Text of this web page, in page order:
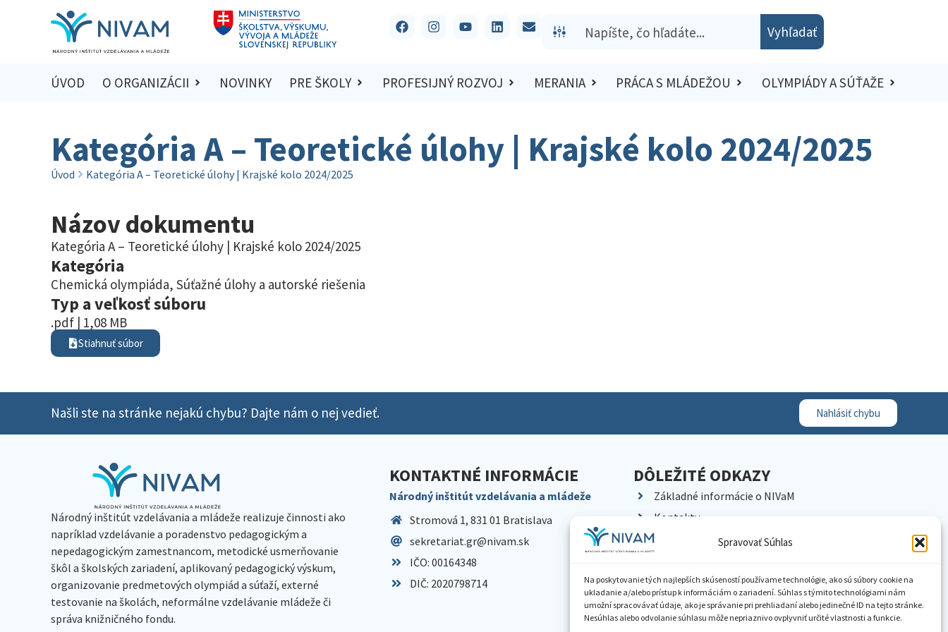
Spravovať Súhlas
Na poskytovanie tých najlepších skúseností používame technológie, ako sú súbory cookie na
ukladanie a/alebo prístup k informáciám o zariadení. Súhlas s týmito technológiami nám
umožní spracovávať údaje, ako je správanie pri prehliadaní alebo jedinečné ID na tejto stránke.
Nesúhlas alebo odvolanie súhlasu môže nepriaznivo ovplyvniť určité vlastnosti a funkcie.
Vyhľadať
ÚVOD O ORGANIZÁCII NOVINKY PRE ŠKOLY PROFESIJNÝ ROZVOJ MERANIA PRÁCA S MLÁDEŽOU OLYMPIÁDY A SÚŤAŽE
Kategória A – Teoretické úlohy | Krajské kolo 2024/2025
Úvod Kategória A – Teoretické úlohy | Krajské kolo 2024/2025
Názov dokumentu
Kategória A – Teoretické úlohy | Krajské kolo 2024/2025
Kategória
Chemická olympiáda, Súťažné úlohy a autorské riešenia
Typ a veľkosť súboru
.pdf | 1,08 MB
Stiahnuť súbor
Našli ste na stránke nejakú chybu? Dajte nám o nej vedieť. Nahlásiť chybu
Národný inštitút vzdelávania a mládeže realizuje činnosti ako
napríklad vzdelávanie a poradenstvo pedagogickým a
nepedagogickým zamestnancom, metodické usmerňovanie
škôl a školských zariadení, aplikovaný pedagogický výskum,
organizovanie predmetových olympiád a súťaží, externé
testovanie na školách, neformálne vzdelávanie mládeže či
správa knižničného fondu.
KONTAKTNÉ INFORMÁCIE
Národný inštitút vzdelávania a mládeže
Stromová 1, 831 01 Bratislava
sekretariat.gr@nivam.sk
IČO: 00164348
DIČ: 2020798714
DÔLEŽITÉ ODKAZY
Základné informácie o NIVaM
Kontakty
Kariéra
Pracoviská NIVaM
Dokumenty inštitúcie
Knižnica